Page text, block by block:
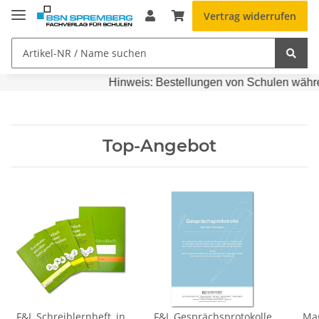
Vertrag widerrufen
Hinweis: Bestellungen von Schulen
Top-Angebot